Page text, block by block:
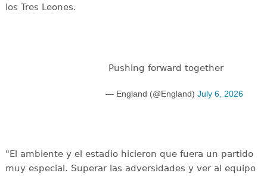
los Tres Leones.
Pushing forward together
— England (@England) July 6, 2026
"El ambiente y el estadio hicieron que fuera un partido
muy especial. Superar las adversidades y ver al equipo